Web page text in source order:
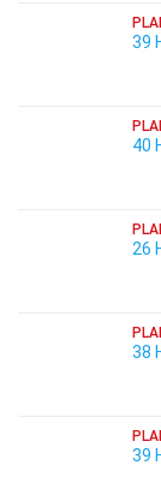
39
40
26
38
39